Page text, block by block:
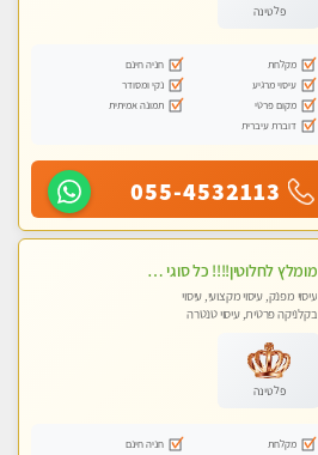
פלטינה
מקלחת
חניה חינם
עיסוי מרגיע
נקי ומסודר
מקום פרטי
תמונה אמיתית
דוברת עיברית
055-4532113
מומלץ לחלוטין!!!! כל סוגי העיסויים מעסה מקצועית ואיכותית פרטי!!!
עיסוי מפנק, עיסוי מקצועי, עיסוי
בקלניקה פרטית, עיסוי טנטרה
פלטינה
מקלחת
חניה חינם